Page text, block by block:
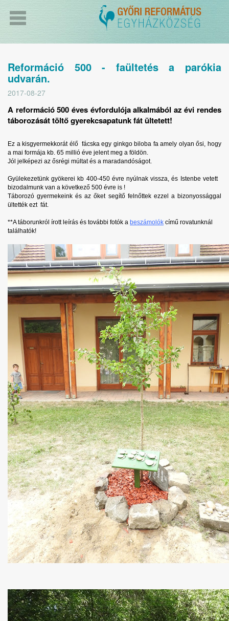
Reformáció 500 - faültetés a parókia
udvarán.
2017-08-27
A reformáció 500 éves évfordulója alkalmából az évi rendes
táborozását töltő gyerekcsapatunk fát ültetett!
Ez a kisgyermekkorát élő fácska egy ginkgo biloba fa amely olyan ősi, hogy
a mai formája kb. 65 millió éve jelent meg a földön.
Jól jelképezi az ősrégi múltat és a maradandóságot.
Gyülekezetünk gyökerei kb 400-450 évre nyúlnak vissza, és Istenbe vetett
bizodalmunk van a következő 500 évre is !
Táborozó gyermekeink és az őket segítő felnőttek ezzel a bizonyossággal
ültették ezt fát.
**A táborunkról írott leírás és további fotók a beszámolók című rovatunknál
találhatók!